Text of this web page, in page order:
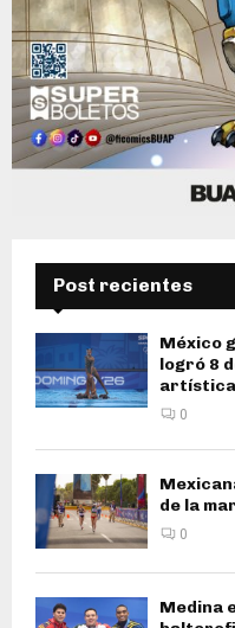
Post recientes
México
logró 8
artística
0
de la
0
Medina